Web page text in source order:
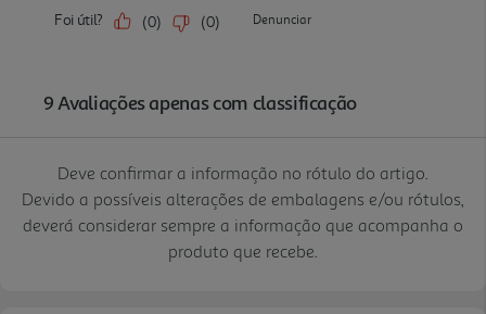
Deve confirmar a informação no rótulo do artigo.
Devido a possíveis alterações de embalagens e/ou rótulos,
deverá considerar sempre a informação que acompanha o
produto que recebe.